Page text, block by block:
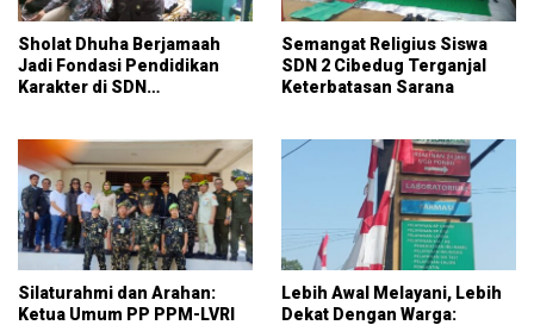
Sholat Dhuha Berjamaah
Jadi Fondasi Pendidikan
Karakter di SDN
Semangat Religius Siswa
SDN 2 Cibedug Terganjal
Keterbatasan Sarana
Silaturahmi dan Arahan:
Ketua Umum PP PPM-LVRI
Lebih Awal Melayani, Lebih
Dekat Dengan Warga: